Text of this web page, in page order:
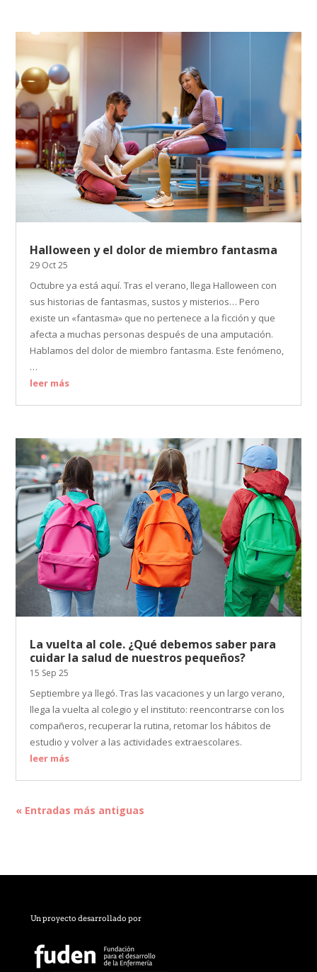
Halloween y el dolor de miembro fantasma
29 Oct 25
Octubre ya está aquí. Tras el verano, llega Halloween con
sus historias de fantasmas, sustos y misterios… Pero
existe un «fantasma» que no pertenece a la ficción y que
afecta a muchas personas después de una amputación.
Hablamos del dolor de miembro fantasma. Este fenómeno,
…
leer más
La vuelta al cole. ¿Qué debemos saber para
cuidar la salud de nuestros pequeños?
15 Sep 25
Septiembre ya llegó. Tras las vacaciones y un largo verano,
llega la vuelta al colegio y el instituto: reencontrarse con los
compañeros, recuperar la rutina, retomar los hábitos de
estudio y volver a las actividades extraescolares.
leer más
« Entradas más antiguas
Un proyecto desarrollado por